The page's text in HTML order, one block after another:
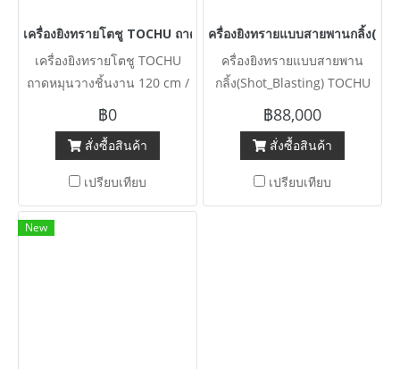
เครื่องยิงทรายโตชู TOCHU ถาดหมุนวางชิ้นงาน 120 cm / มาพร้
เครื่องยิงทรายโตชู TOCHU
ถาดหมุนวางชิ้นงาน 120 cm /
มาพร้อมอุปกรณ์ต่อร่วม และ ตู้
คอนโทรล Complete set งาน
ตัดประมูล
฿0
สั่งซื้อสินค้า
เปรียบเทียบ
ครื่องยิงทรายแบบสายพานกลิ้ง
ครื่องยิงทรายแบบสายพาน
กลิ้ง(Shot_Blasting) TOCHU
พร้อมอุปกรณ์ต่อร่วมครบเซ็ท
ระบบไฟ 380V พร้อมใช้ มี VDO
Review
฿88,000
สั่งซื้อสินค้า
เปรียบเทียบ
New